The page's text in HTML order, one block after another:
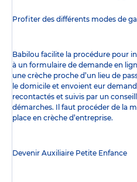
Profiter des différents modes de
Babilou facilite la procédure pour
à un formulaire de demande en
une crèche proche d’un lieu de
le domicile et envoient eur
recontactés et suivis par un
démarches. Il faut procéder de la
place en crèche d’entreprise.
Devenir Auxiliaire Petite Enfance